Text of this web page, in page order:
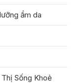
ẩm da
Sống Khoẻ